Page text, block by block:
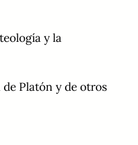
y la
Platón y de otros